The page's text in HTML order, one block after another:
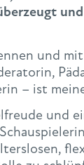
und
– ist
und